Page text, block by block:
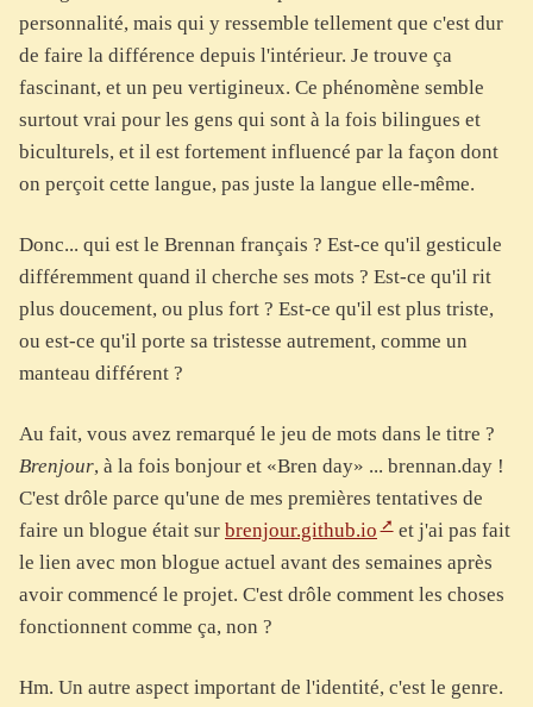
personnalité, mais qui y ressemble tellement que c'est dur
de faire la différence depuis l'intérieur. Je trouve ça
fascinant, et un peu vertigineux. Ce phénomène semble
surtout vrai pour les gens qui sont à la fois bilingues et
biculturels, et il est fortement influencé par la façon dont
on perçoit cette langue, pas juste la langue elle-même.
Donc... qui est le Brennan français ? Est-ce qu'il gesticule
différemment quand il cherche ses mots ? Est-ce qu'il rit
plus doucement, ou plus fort ? Est-ce qu'il est plus triste,
ou est-ce qu'il porte sa tristesse autrement, comme un
manteau différent ?
Au fait, vous avez remarqué le jeu de mots dans le titre ?
Brenjour, à la fois bonjour et «Bren day» ... brennan.day !
C'est drôle parce qu'une de mes premières tentatives de
faire un blogue était sur brenjour.github.io
et j'ai pas fait
le lien avec mon blogue actuel avant des semaines après
avoir commencé le projet. C'est drôle comment les choses
fonctionnent comme ça, non ?
Hm. Un autre aspect important de l'identité, c'est le genre.